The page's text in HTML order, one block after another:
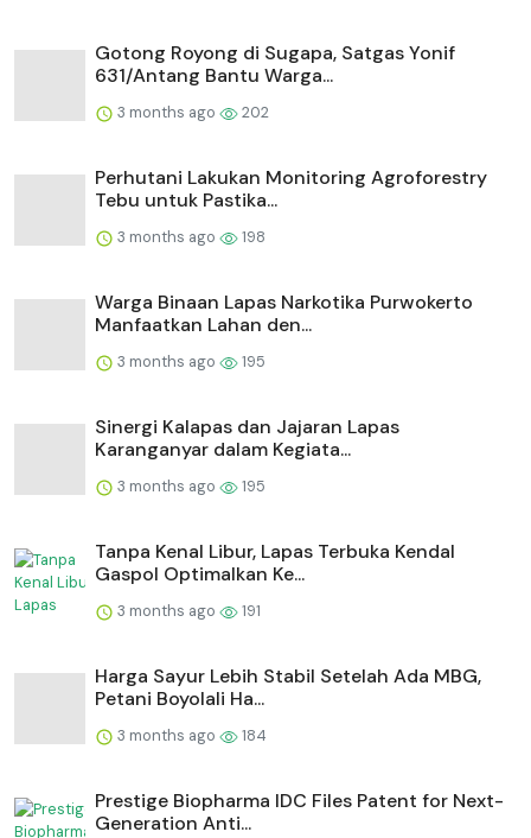
Gotong Royong di Sugapa, Satgas Yonif
631/Antang Bantu Warga...
3 months ago 202
Perhutani Lakukan Monitoring Agroforestry
Tebu untuk Pastika...
3 months ago 198
Warga Binaan Lapas Narkotika Purwokerto
Manfaatkan Lahan den...
3 months ago 195
⁠Sinergi Kalapas dan Jajaran Lapas
Karanganyar dalam Kegiata...
3 months ago 195
Tanpa Kenal Libur, Lapas Terbuka Kendal
Gaspol Optimalkan Ke...
3 months ago 191
Harga Sayur Lebih Stabil Setelah Ada MBG,
Petani Boyolali Ha...
3 months ago 184
Prestige Biopharma IDC Files Patent for Next-
Generation Anti...